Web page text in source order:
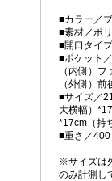
■カラー／
■素材／ポ
■開口タイ
■ポケット／
（内側）
（外側）
■サイズ／
大横幅）
*17cm（持
■重さ／400
※サイズは
のみ計測し